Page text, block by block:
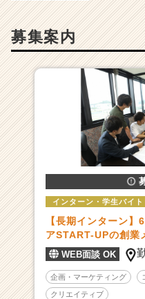
A
R
T
-
U
P】
ハ
イ
エ
ド
プ
リ
メ
ン
ト
募集案内
インターン・学生バイト
【長期インターン
アSTART-UPの創業
WEB面談 OK
企画・マーケティング
クリエイティブ